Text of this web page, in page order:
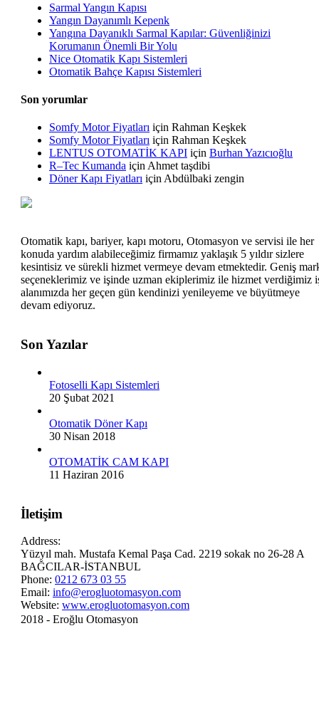
Sarmal Yangın Kapısı
Yangın Dayanımlı Kepenk
Yangına Dayanıklı Sarmal Kapılar: Güvenliğinizi
Korumanın Önemli Bir Yolu
Nice Otomatik Kapı Sistemleri
Otomatik Bahçe Kapısı Sistemleri
Son yorumlar
Somfy Motor Fiyatları için Rahman Keşkek
Somfy Motor Fiyatları için Rahman Keşkek
LENTUS OTOMATİK KAPI için Burhan Yazıcıoğlu
R–Tec Kumanda için Ahmet taşdibi
Döner Kapı Fiyatları için Abdülbaki zengin
Otomatik kapı, bariyer, kapı motoru, Otomasyon ve servisi ile her
konuda yardım alabileceğimiz firmamız yaklaşık 5 yıldır sizlere
kesintisiz ve sürekli hizmet vermeye devam etmektedir. Geniş
seçeneklerimiz ve işinde uzman ekiplerimiz ile hizmet verdiğimiz
alanımızda her geçen gün kendinizi yenileyeme ve büyütmeye
devam ediyoruz.
Son Yazılar
Fotoselli Kapı Sistemleri
20 Şubat 2021
Otomatik Döner Kapı
30 Nisan 2018
OTOMATİK CAM KAPI
11 Haziran 2016
İletişim
Address:
Yüzyıl mah. Mustafa Kemal Paşa Cad. 2219 sokak no 26-28 A
BAĞCILAR-İSTANBUL
Phone: 0212 673 03 55
Email: info@erogluotomasyon.com
Website: www.erogluotomasyon.com
2018 - Eroğlu Otomasyon